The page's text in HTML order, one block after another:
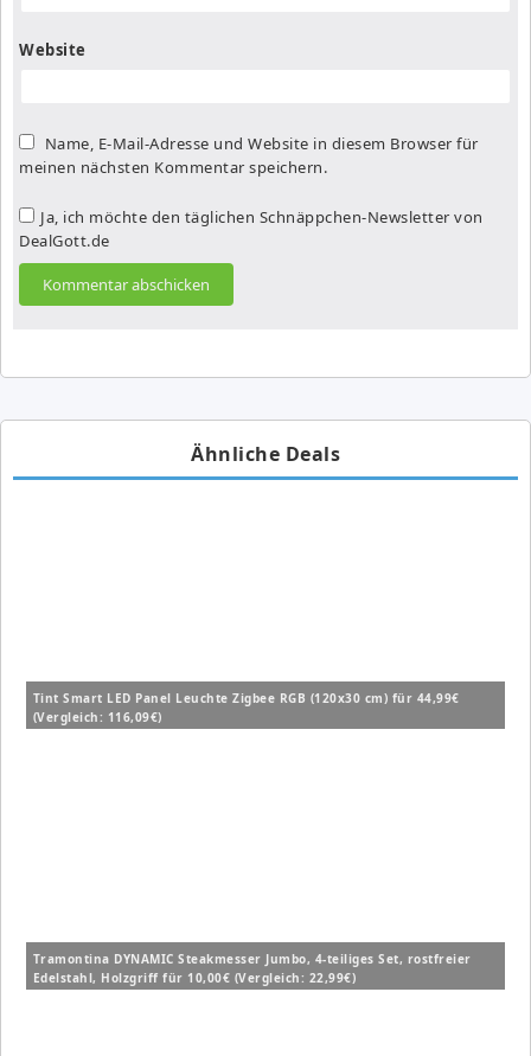
Website
Name, E-Mail-Adresse und Website in diesem Browser für
meinen nächsten Kommentar speichern.
Ja, ich möchte den täglichen Schnäppchen-Newsletter von
DealGott.de
Ähnliche Deals
Tint Smart LED Panel Leuchte Zigbee RGB (120x30 cm) für 44,99€
(Vergleich: 116,09€)
Tramontina DYNAMIC Steakmesser Jumbo, 4-teiliges Set, rostfreier
Edelstahl, Holzgriff für 10,00€ (Vergleich: 22,99€)